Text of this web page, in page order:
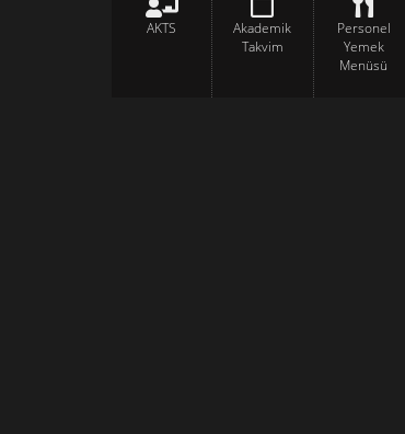
AKTS
Akademik
Takvim
Personel
Yemek
Menüsü